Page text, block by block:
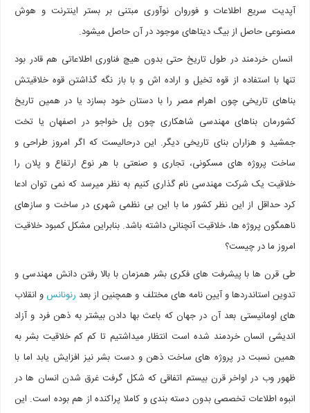
آپدیت سریع اطلاعات و فوروان نوآوری مبتنی بر بستر اینترنت و هوش
مصنوعی حاصل از بیگ دیتاهای موجود در آن حاصل میشود.
انسان خردمند در طول تاریخ حتی بدون هیچ فناوری اطلاعاتی هم قادر بود
تنها با استفاده از قوه تخیل و اراده اش و با باز نگه گذاشتن قوه خلاقیتش
بناهای تاریخی چون اهرام مصر را با دستان خود بسازد یا در همین تاریخ
کشورمان بناهای مهندسی شاهکاری چون پل خواجو در اصفهان یا تخت
جمشید و هزاران بنای تاریخی دیگر. این درحالیست که اگر امروز طراحی و
ساخت پروژه های مسکونی، تجاری و صنعتی با هر نوع ارتفاع و پلان را
خلاقیت یک شرکت مهندسی نام گذاری کنیم به نظر میرسد که نمی توان ادعا
کرد حداقل از این نظر کشور ما با این بی نظمی شهری در ساخت و سازهای
ناهمگون پروژه ها، خلاقیت آنچنانی داشته باشد. بنابراین مشکل کمبود خلاقیت
امروز ما در چیست؟
طی قرن ها با پیشرفت های فکری بشر همزمان با بالا رفتن دانش مهندسی و
تدوین استاندردها و آیین نامه های مختلف و همچنین از بعدرنونانسو انقلاب
های اومانیستی بعد آن در جهان که باعث بها دادن بیشتر به ذهن فرد و آزاد
اندیشی انسان خردمند شده است انتظار میداشتیم تا کم کم خلاقیت بشر به
همین نسبت در پروژه های ساخت ذهن و دست بشر نیز افزایش یابد اما با
ظهور وب در اواخر قرن بیستم اتفاقی که شکل گرفت غرق شدن انسان ها در
انبوه اطلاعات تخصصی بدون دسته بندی و کاملا پراکنده از هم بوده است. این